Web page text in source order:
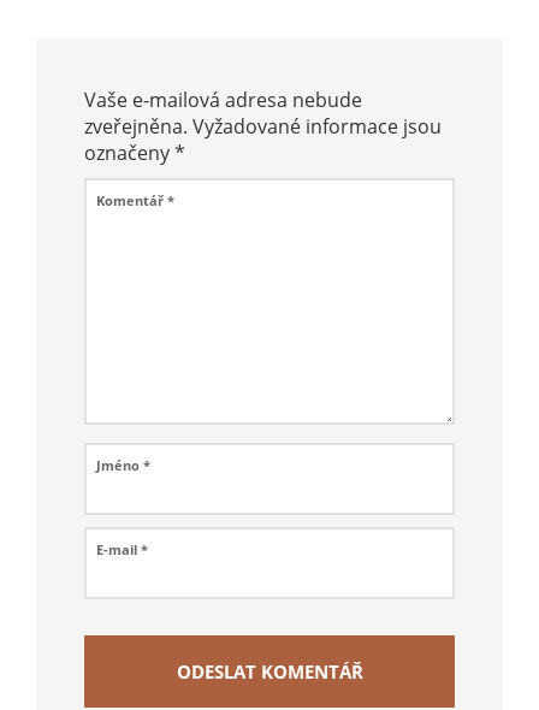
Vaše e-mailová adresa nebude
zveřejněna. Vyžadované informace jsou
označeny*
Komentář *
Jméno *
E-mail *